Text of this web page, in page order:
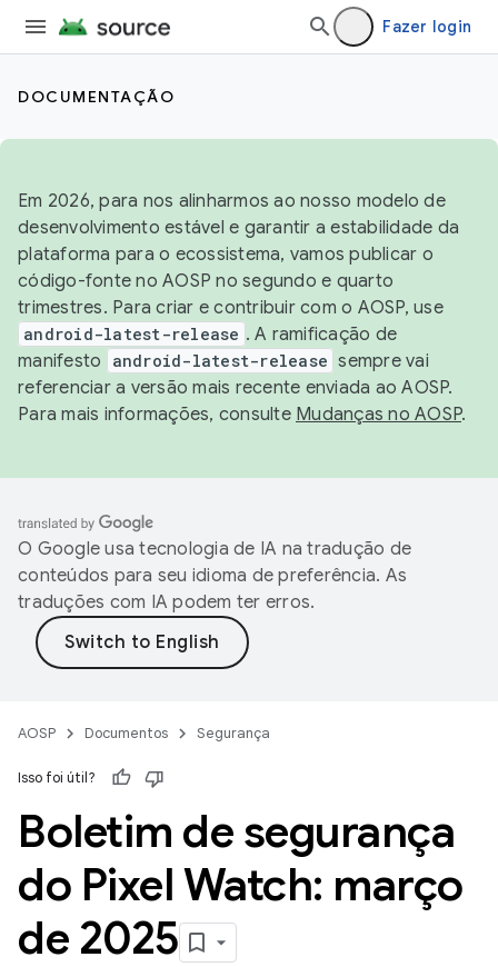
Fazer login
DOCUMENTAÇÃO
Em 2026, para nos alinharmos ao nosso modelo de
desenvolvimento estável e garantir a estabilidade da
plataforma para o ecossistema, vamos publicar o
código-fonte no AOSP no segundo e quarto
trimestres. Para criar e contribuir com o AOSP, use
android-latest-release . A ramificação de
manifesto
android-latest-release sempre vai
referenciar a versão mais recente enviada ao AOSP.
Para mais informações, consulte Mudanças no AOSP.
O Google usa tecnologia de IA na tradução de
conteúdos para seu idioma de preferência. As
traduções com IA podem ter erros.
AOSP Documentos Segurança
Isso foi útil?
Boletim de segurança
do Pixel Watch: março
de 2025